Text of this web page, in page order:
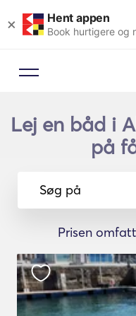
× Hent appen
Book hurtigere og
Lej en båd i
på
Søg på
Prisen